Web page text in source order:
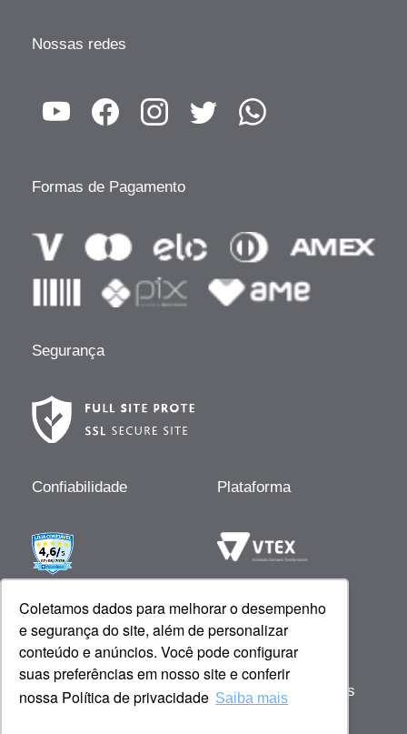
Coletamos dados para melhorar o desempenho
e segurança do site, além de personalizar
conteúdo e anúncios. Você pode configurar
suas preferências em nosso site e conferir
nossa Política de privacidade Saiba mais
Nossas redes
Formas de Pagamento
Segurança
Confiabilidade Plataforma
Copyright © 2023 Giovanna Baby - Todos os
direitos reservados